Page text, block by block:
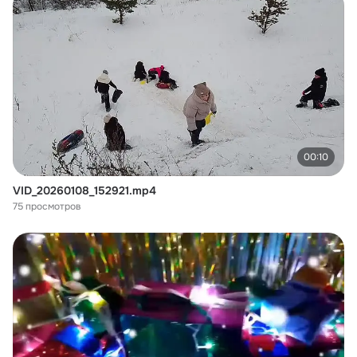
00:10
VID_20260108_152921.mp4
75 просмотров